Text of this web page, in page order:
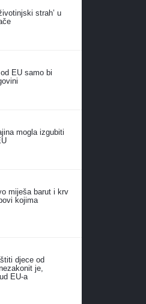
strah’ u
EU samo bi
mogla izgubiti
miješa barut i krv
kojima
djece od
je,
EU-a